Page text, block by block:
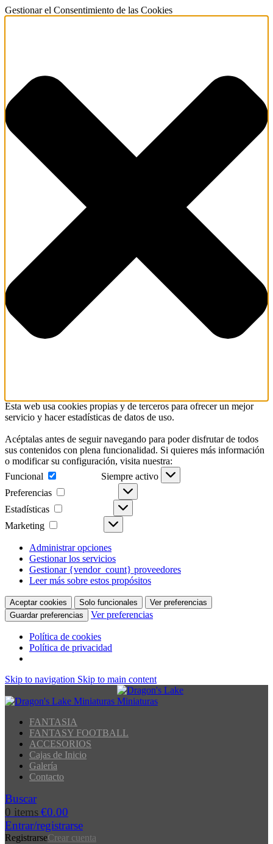
Gestionar el Consentimiento de las Cookies
Esta web usa cookies propias y de terceros para ofrecer un mejor
servicio y hacer estadísticas de datos de uso.
Acéptalas antes de seguir navegando para poder disfrutar de todos
sus contenidos con plena funcionalidad. Si quieres más información
o modificar su configuración, visita nuestra:
Funcional
Siempre activo
Preferencias
Estadísticas
Marketing
Administrar opciones
Gestionar los servicios
Gestionar {vendor_count} proveedores
Leer más sobre estos propósitos
Aceptar cookies Solo funcionales
Ver preferencias
Guardar preferencias
Ver preferencias
Política de cookies
Política de privacidad
Skip to navigation Skip to main content
FANTASIA
FANTASY FOOTBALL
ACCESORIOS
Cajas de Inicio
Galería
Contacto
Buscar
0 items€0.00
Entrar/registrarse
RegistrarseCrear cuenta